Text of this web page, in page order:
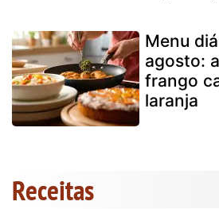
Menu
agosto:
frango
laranja
Receitas